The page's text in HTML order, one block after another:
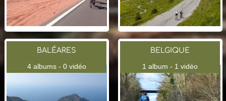
BALÉARES
4 albums - 0 vidéo
BELGIQUE
1 album - 1 vidéo